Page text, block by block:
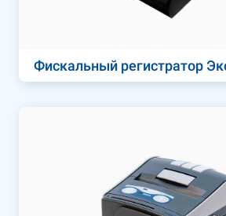
Фискальный регистратор